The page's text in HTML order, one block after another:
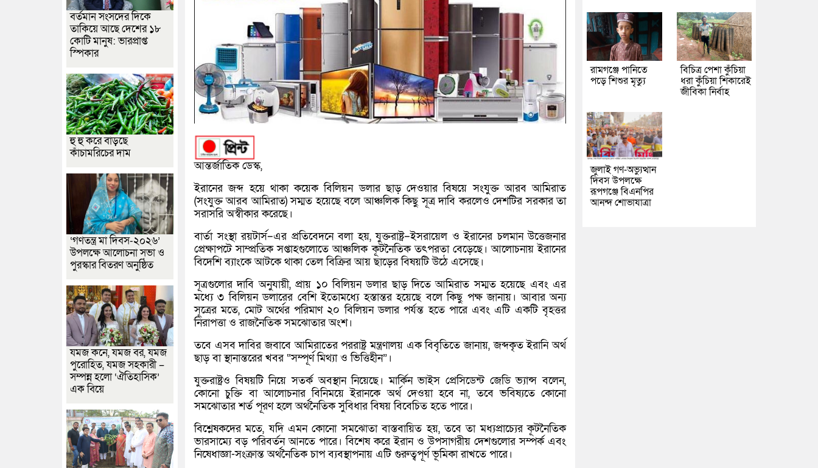
আন্তর্জাতিক ডেস্ক,
ইরানের জব্দ হয়ে থাকা কয়েক বিলিয়ন ডলার ছাড় দেওয়ার বিষয়ে সংযুক্ত আরব আমিরাত
(সংযুক্ত আরব আমিরাত) সম্মত হয়েছে বলে আঞ্চলিক কিছু সূত্র দাবি করলেও দেশটির সরকার তা
সরাসরি অস্বীকার করেছে।
বার্তা সংস্থারয়টার্স–এর প্রতিবেদনে বলা হয়, যুক্তরাষ্ট্র–ইসরায়েল ও ইরানের চলমান উত্তেজনার
প্রেক্ষাপটে সাম্প্রতিক সপ্তাহগুলোতে আঞ্চলিক কূটনৈতিক তৎপরতা বেড়েছে। আলোচনায় ইরানের
বিদেশি ব্যাংকে আটকে থাকা তেল বিক্রির আয় ছাড়ের বিষয়টি উঠে এসেছে।
সূত্রগুলোর দাবি অনুযায়ী, প্রায় ১০ বিলিয়ন ডলার ছাড় দিতে আমিরাত সম্মত হয়েছে এবং এর
মধ্যে ৩ বিলিয়ন ডলারের বেশি ইতোমধ্যে হস্তান্তর হয়েছে বলে কিছু পক্ষ জানায়। আবার অন্য
সূত্রের মতে, মোট অর্থের পরিমাণ ২০ বিলিয়ন ডলার পর্যন্ত হতে পারে এবং এটি একটি বৃহত্তর
নিরাপত্তা ও রাজনৈতিক সমঝোতার অংশ।
তবে এসব দাবির জবাবে আমিরাতের পররাষ্ট্র মন্ত্রণালয় এক বিবৃতিতে জানায়, জব্দকৃত ইরানি অর্থ
ছাড় বা স্থানান্তরের খবর “সম্পূর্ণ মিথ্যা ও ভিত্তিহীন”।
যুক্তরাষ্ট্রও বিষয়টি নিয়ে সতর্ক অবস্থান নিয়েছে। মার্কিন ভাইস প্রেসিডেন্ট জেডি ভ্যান্স বলেন,
কোনো চুক্তি বা আলোচনার বিনিময়ে ইরানকে অর্থ দেওয়া হবে না, তবে ভবিষ্যতে কোনো
সমঝোতার শর্ত পূরণ হলে অর্থনৈতিক সুবিধার বিষয় বিবেচিত হতে পারে।
বিশ্লেষকদের মতে, যদি এমন কোনো সমঝোতা বাস্তবায়িত হয়, তবে তা মধ্যপ্রাচ্যের কূটনৈতিক
ভারসাম্যে বড় পরিবর্তন আনতে পারে। বিশেষ করেইরানও উপসাগরীয় দেশগুলোর সম্পর্ক এবং
নিষেধাজ্ঞা-সংক্রান্ত অর্থনৈতিক চাপ ব্যবস্থাপনায় এটি গুরুত্বপূর্ণ ভূমিকা রাখতে পারে।
বর্তমান সংসদের দিকে
তাকিয়ে আছে দেশের ১৮
কোটি মানুষ: ভারপ্রাপ্ত
স্পিকার
হু হু করে বাড়ছে
কাঁচামরিচের দাম
‘গণতন্ত্র মা দিবস-২০২৬’
উপলক্ষে আলোচনা সভা ও
পুরস্কার বিতরণ অনুষ্ঠিত
যমজ কনে, যমজ বর, যমজ
পুরোহিত, যমজ সহকারী –
সম্পন্ন হলো ‘ঐতিহাসিক’
এক বিয়ে
রামগঞ্জে পানিতে
পড়ে শিশুর মৃত্যু
বিচিত্র পেশা কুঁচিয়া
ধরা কুঁচিয়া শিকারেই
জীবিকা নির্বাহ
জুলাই গণ-অভ্যুত্থান
দিবস উপলক্ষে
রূপগঞ্জে বিএনপির
আনন্দ শোভাযাত্রা